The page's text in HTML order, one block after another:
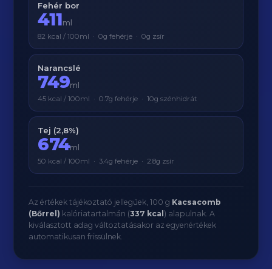
Fehér bor
411ml
82 kcal / 100ml · 0g fehérje · 0g zsír
Narancslé
749ml
45 kcal / 100ml · 0.7g fehérje · 10g szénhidrát
Tej (2,8%)
674ml
50 kcal / 100ml · 3.4g fehérje · 2.8g zsír
Az értékek tájékoztató jellegűek, 100 g Kacsacomb
(Bőrrel) kalóriatartalmán (337 kcal ) alapulnak. A
kiválasztott adag változtatásakor az egyenértékek
automatikusan frissülnek.